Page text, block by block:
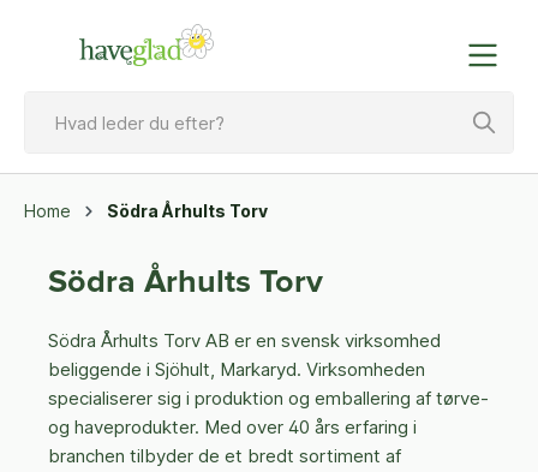
Home Södra Århults Torv
Södra Århults Torv
Södra Århults Torv AB er en svensk virksomhed
beliggende i Sjöhult, Markaryd. Virksomheden
specialiserer sig i produktion og emballering af tørve-
og haveprodukter. Med over 40 års erfaring i
branchen tilbyder de et bredt sortiment af